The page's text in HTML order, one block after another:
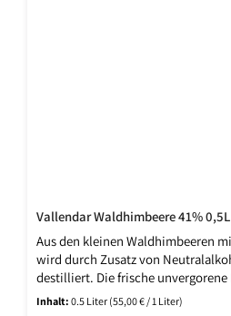
Vallendar Waldhimbeere 41% 0,5L
Aus den kleinen Waldhimbeeren
wird durch Zusatz von Neutralalkohol ein besonderer Geist
destilliert. Die frische unvergorene Frucht wird mit 4 kg
Waldhimbeeren auf 1 Ltr. Alkohol angesetzt und nach einer
Inhalt:0.5 Liter (55,00 € / 1 Liter)